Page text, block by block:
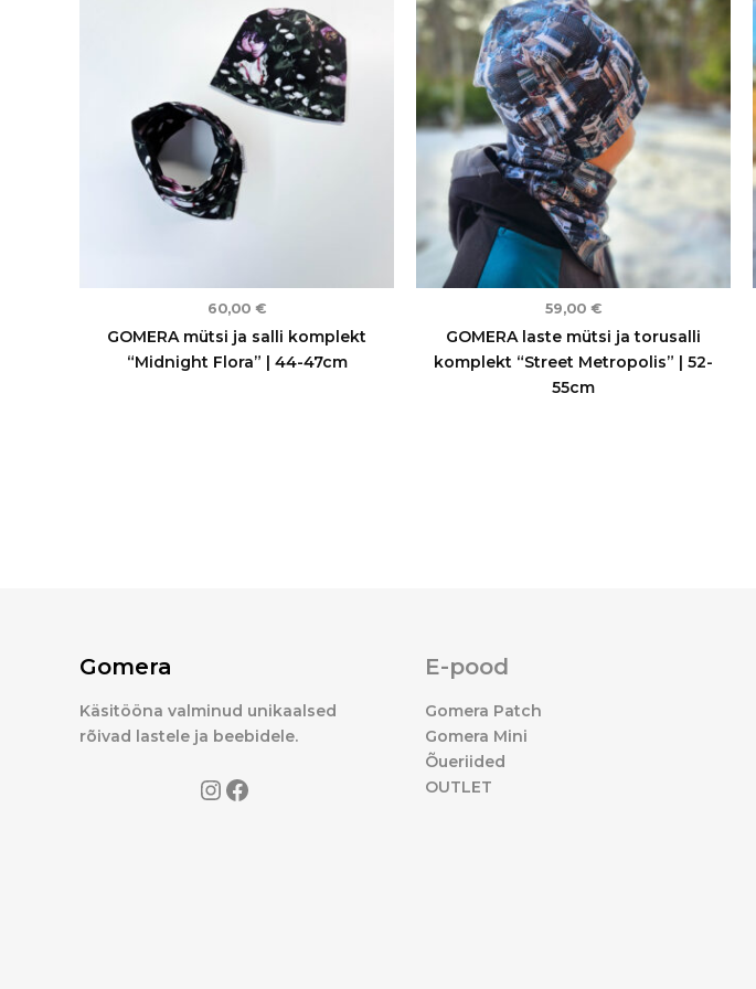
60,00 €
GOMERA mütsi ja salli komplekt
“Midnight Flora” | 44-47cm
59,00 €
GOMERA laste mütsi ja torusalli
komplekt “Street Metropolis” | 52-
55cm
Gomera
Käsitööna valminud unikaalsed
rõivad lastele ja beebidele.
E-pood
Gomera Patch
Gomera Mini
Õueriided
OUTLET